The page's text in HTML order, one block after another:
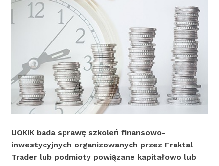
UOKiK bada sprawę szkoleń finansowo-
inwestycyjnych organizowanych przez Fraktal
Trader lub podmioty powiązane kapitałowo lub